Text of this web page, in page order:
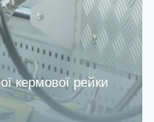
кермової рейки